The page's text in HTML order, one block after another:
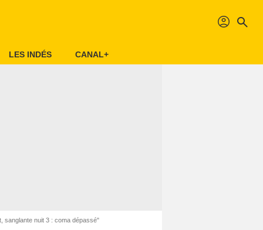
profil search
LES INDÉS CANAL+
sanglante nuit 3 : coma dépassé"